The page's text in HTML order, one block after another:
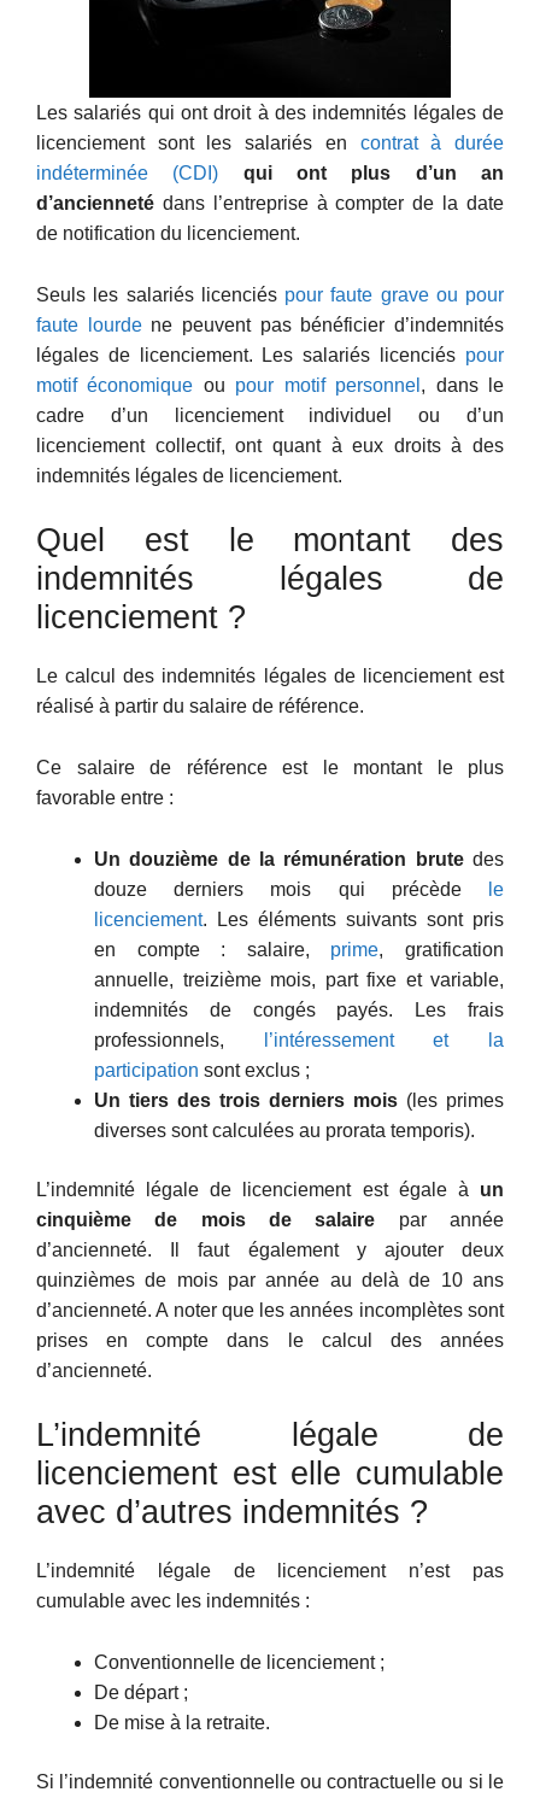
Les salariés qui ont droit à des indemnités légales de
licenciement sont les salariés en contrat à durée
indéterminée (CDI) qui ont plus d’un an
d’ancienneté dans l’entreprise à compter de la date
de notification du licenciement.
Seuls les salariés licenciés pour faute grave ou pour
faute lourdene peuvent pas bénéficier d’indemnités
légales de licenciement. Les salariés licenciés pour
motif économique ou pour motif personnel , dans le
cadre d’un licenciement individuel ou d’un
licenciement collectif, ont quant à eux droits à des
indemnités légales de licenciement.
Quel est le montant des
indemnités légales de
licenciement ?
Le calcul des indemnités légales de licenciement est
réalisé à partir du salaire de référence.
Ce salaire de référence est le montant le plus
favorable entre :
Un douzième de la rémunération brutedes
douze derniers mois qui précède
le
licenciement. Les éléments suivants sont pris
en compte : salaire, prime, gratification
annuelle, treizième mois, part fixe et variable,
indemnités de congés payés. Les frais
professionnels,
l’intéressement et la
participation sont exclus ;
Un tiers des trois derniers mois (les primes
diverses sont calculées au prorata temporis).
L’indemnité légale de licenciement est égale à un
cinquième de mois de salaire par année
d’ancienneté. Il faut également y ajouter deux
quinzièmes de mois par année au delà de 10 ans
d’ancienneté. A noter que les années incomplètes sont
prises en compte dans le calcul des années
d’ancienneté.
L’indemnité légale de
licenciement est elle cumulable
avec d’autres indemnités ?
L’indemnité légale de licenciement n’est pas
cumulable avec les indemnités :
Conventionnelle de licenciement ;
De départ ;
De mise à la retraite.
Si l’indemnité conventionnelle ou contractuelle ou si le